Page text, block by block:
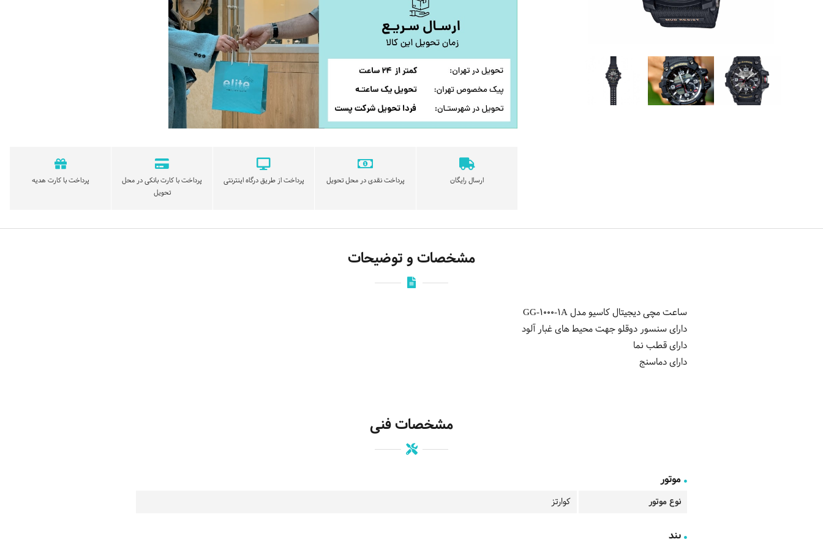
ارسال رایگان پرداخت نقدی در محل تحویل پرداخت از طریق درگاه اینترنتی
پرداخت با کارت بانکی در محل
تحویل
پرداخت با کارت هدیه
مشخصات و توضیحات
ساعت مچی دیجیتال کاسیو مدل GG-1000-1A
دارای سنسور دوقلو جهت محیط های غبار آلود
دارای قطب نما
دارای دماسنج
مشخصات فنی
موتور
نوع موتور کوارتز